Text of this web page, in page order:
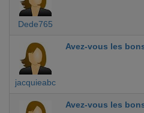
Dede765
jacquieabc
Avez-vous les
Avez-vous les